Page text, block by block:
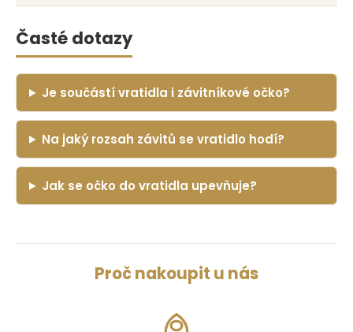
Časté dotazy
Je součástí vratidla i závitníkové očko?
Na jaký rozsah závitů se vratidlo hodí?
Jak se očko do vratidla upevňuje?
Proč nakoupit u nás